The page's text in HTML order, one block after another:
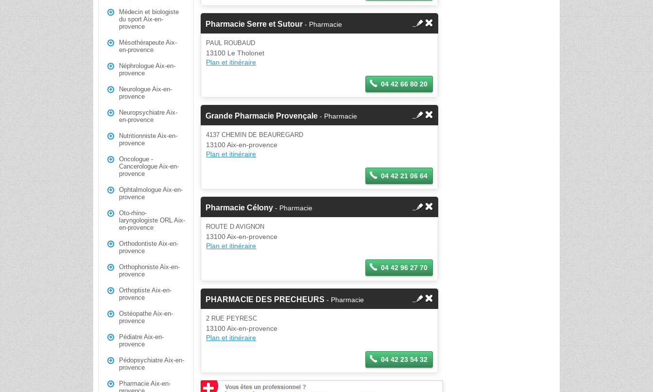
Médecin et biologiste
du sport Aix-en-
provence
Mésothérapeute Aix-
en-provence
Néphrologue Aix-en-
provence
Neurologue Aix-en-
provence
Neuropsychiatre Aix-
en-provence
Nutritionniste Aix-en-
provence
Oncologue -
Cancerologue Aix-en-
provence
Ophtalmologue Aix-en-
provence
Oto-rhino-
laryngologiste ORL Aix-
en-provence
Orthodontiste Aix-en-
provence
Orthophoniste Aix-en-
provence
Orthoptiste Aix-en-
provence
Ostéopathe Aix-en-
provence
Pédiatre Aix-en-
provence
Pédopsychiatre Aix-en-
provence
Pharmacie Aix-en-
Pharmacie Serre et Sutour - Pharmacie
PAUL ROUBAUD
13100 Le Tholonet
Plan et itinéraire
04 42 66 80 20
Grande Pharmacie Provençale - Pharmacie
4137 CHEMIN DE BEAUREGARD
13100 Aix-en-provence
Plan et itinéraire
04 42 21 06 64
Pharmacie Célony - Pharmacie
ROUTE D AVIGNON
13100 Aix-en-provence
Plan et itinéraire
04 42 96 27 70
PHARMACIE DES PRECHEURS - Pharmacie
2 RUE PEYRESC
13100 Aix-en-provence
Plan et itinéraire
04 42 23 54 32